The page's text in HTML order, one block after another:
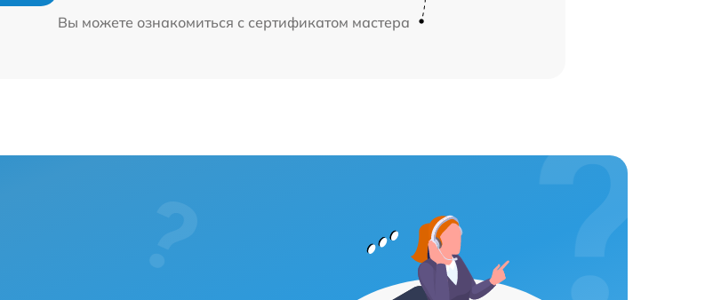
Вы можете ознакомиться с сертификатом мастера